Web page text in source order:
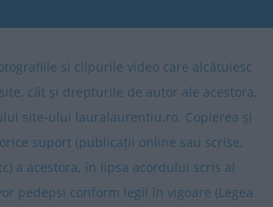
și clipurile video care alcătuiesc
cât și drepturile de autor ale acestora,
site-ului lauralaurentiu.ro. Copierea și
suport (publicații online sau scrise,
a acestora, în lipsa acordului scris al
pedepsi conform legii în vigoare (Legea